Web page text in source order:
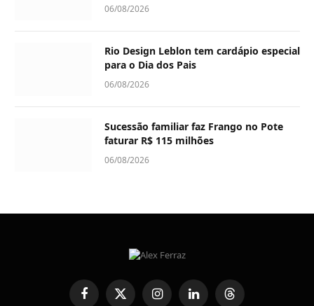
06/08/2026
Rio Design Leblon tem cardápio especial
para o Dia dos Pais
06/08/2026
Sucessão familiar faz Frango no Pote
faturar R$ 115 milhões
06/08/2026
FacebookX InstagramLinkedInThreads